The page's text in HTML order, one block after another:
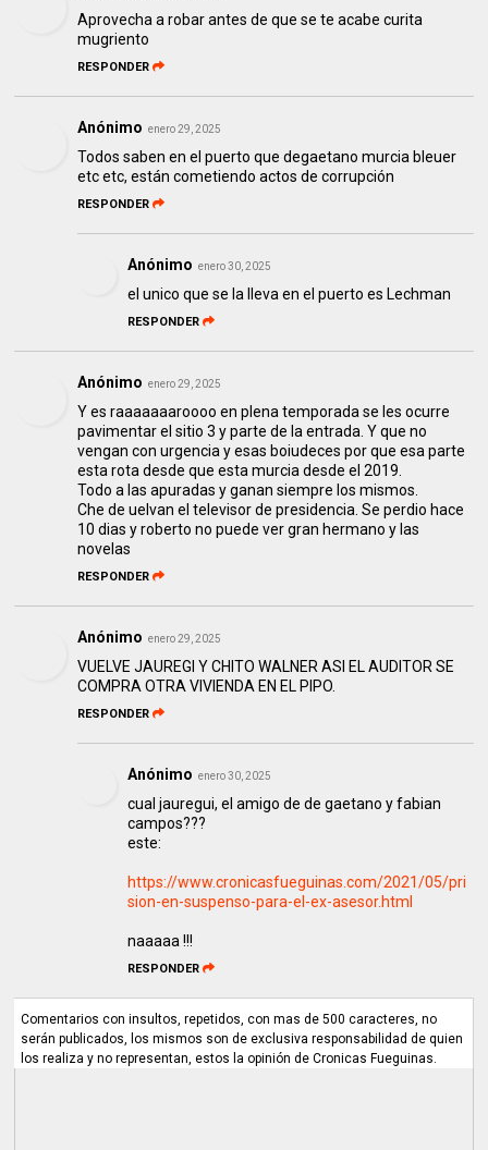
Aprovecha a robar antes de que se te acabe curita
mugriento
RESPONDER
Anónimo enero 29, 2025
Todos saben en el puerto que degaetano murcia bleuer
etc etc, están cometiendo actos de corrupción
RESPONDER
Anónimo enero 30, 2025
el unico que se la lleva en el puerto es Lechman
RESPONDER
Anónimo enero 29, 2025
Y es raaaaaaaroooo en plena temporada se les ocurre
pavimentar el sitio 3 y parte de la entrada. Y que no
vengan con urgencia y esas boiudeces por que esa parte
esta rota desde que esta murcia desde el 2019.
Todo a las apuradas y ganan siempre los mismos.
Che de uelvan el televisor de presidencia. Se perdio hace
10 dias y roberto no puede ver gran hermano y las
novelas
RESPONDER
Anónimo enero 29, 2025
VUELVE JAUREGI Y CHITO WALNER ASI EL AUDITOR SE
COMPRA OTRA VIVIENDA EN EL PIPO.
RESPONDER
Anónimo enero 30, 2025
cual jauregui, el amigo de de gaetano y fabian
campos???
este:
https://www.cronicasfueguinas.com/2021/05/pri
sion-en-suspenso-para-el-ex-asesor.html
naaaaa !!!
RESPONDER
Comentarios con insultos, repetidos, con mas de 500 caracteres, no
serán publicados, los mismos son de exclusiva responsabilidad de quien
los realiza y no representan, estos la opinión de Cronicas Fueguinas.